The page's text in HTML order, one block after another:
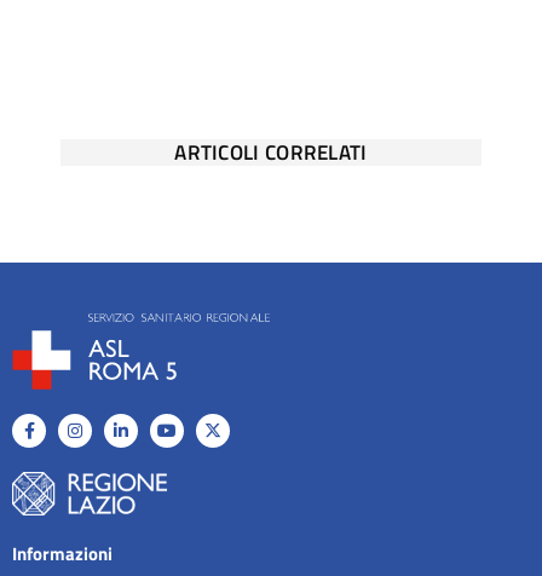
ARTICOLI CORRELATI
Informazioni